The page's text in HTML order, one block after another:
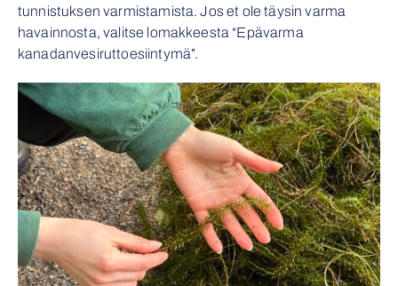
tunnistuksen varmistamista. Jos et ole täysin varma
havainnosta, valitse lomakkeesta “Epävarma
kanadanvesiruttoesiintymä”.